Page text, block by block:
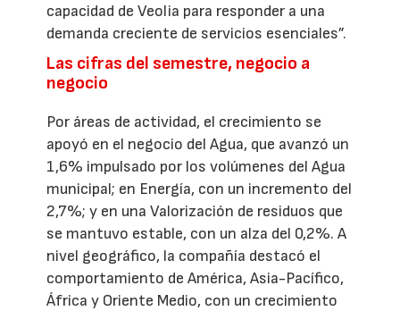
capacidad de Veolia para responder a una
demanda creciente de servicios esenciales”.
Las cifras del semestre, negocio a
negocio
Por áreas de actividad, el crecimiento se
apoyó en el negocio del Agua, que avanzó un
1,6% impulsado por los volúmenes del Agua
municipal; en Energía, con un incremento del
2,7%; y en una Valorización de residuos que
se mantuvo estable, con un alza del 0,2%. A
nivel geográfico, la compañía destacó el
comportamiento de América, Asia-Pacífico,
África y Oriente Medio, con un crecimiento